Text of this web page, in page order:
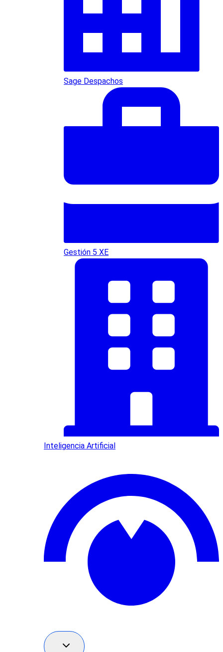
Sage Despachos
Gestión 5 XE
Inteligencia Artificial